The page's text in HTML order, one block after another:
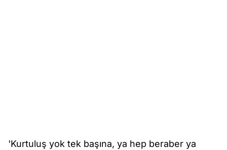
'Kurtuluş yok tek başına, ya hep beraber ya